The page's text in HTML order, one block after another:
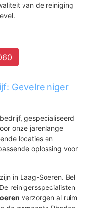
van de reiniging
Gevelreiniger
gespecialiseerd
onze jarenlange
locaties en
oplossing voor
in Laag-Soeren. Bel
reinigersspecialisten
verzorgen al ruim